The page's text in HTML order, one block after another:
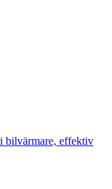
bilvärmare, effektiv